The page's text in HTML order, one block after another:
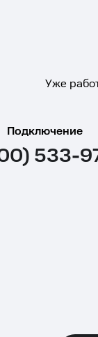
Уже
Подключение
533-